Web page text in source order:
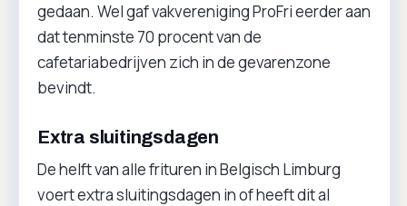
gedaan. Wel gaf vakvereniging ProFri eerder aan
dat tenminste 70 procent van de
cafetariabedrijven zich in de gevarenzone
bevindt.
Extra sluitingsdagen
De helft van alle frituren in Belgisch Limburg
voert extra sluitingsdagen in of heeft dit al